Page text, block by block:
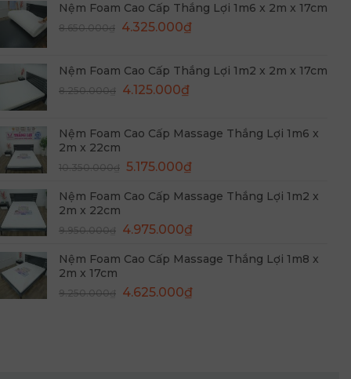
9.550.000₫.là:
4.775.000₫.
Nệm Foam Cao Cấp Thắng Lợi 1m6 x 2m x 17cm
8.650.000₫ Giá
8.650.000₫.
4.325.000₫Giá
là:
Nệm Foam Cao Cấp Thắng Lợi 1m2 x 2m x 17cm
8.250.000₫ Giá
8.250.000₫.
4.125.000₫Giá
là:
Nệm Foam Cao Cấp Massage Thắng Lợi 1m6 x
2m x 22cm
10.350.000₫ Giá
là:
5.175.000₫Giá
tại
5.175.000₫.
Nệm Foam Cao Cấp Massage Thắng Lợi 1m2 x
2m x 22cm
9.950.000₫ Giá
là:
4.975.000₫Giá
tại
4.975.000₫.
Nệm Foam Cao Cấp Massage Thắng Lợi 1m8 x
2m x 17cm
9.250.000₫ Giá
4.625.000₫Giá